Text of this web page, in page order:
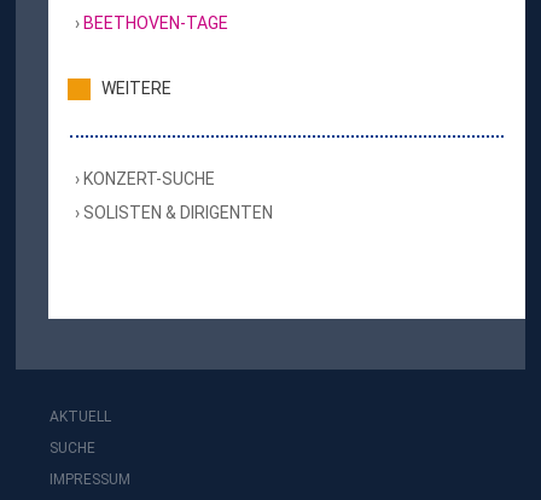
BEETHOVEN-TAGE
WEITERE
KONZERT-SUCHE
SOLISTEN & DIRIGENTEN
AKTUELL
SUCHE
IMPRESSUM